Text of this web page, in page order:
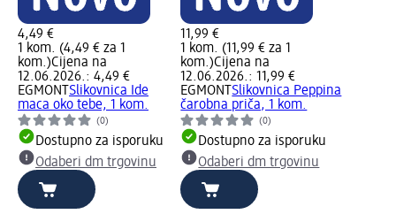
4,49 €
1 kom. (4,49 € za 1
kom.)Cijena na
12.06.2026.: 4,49 €
EGMONT Slikovnica Ide
maca oko tebe, 1 kom.
(0)
Dostupno za isporuku
Odaberi dm trgovinu
11,99 €
1 kom. (11,99 € za 1
kom.)Cijena na
12.06.2026.: 11,99 €
EGMONT Slikovnica Peppina
čarobna priča, 1 kom.
(0)
Dostupno za isporuku
Odaberi dm trgovinu